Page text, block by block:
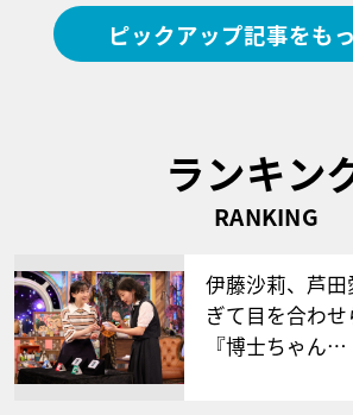
ピックアップ記事をも
ランキン
RANKING
伊藤沙莉、芦
ぎて目を合わ
『博士ちゃん…